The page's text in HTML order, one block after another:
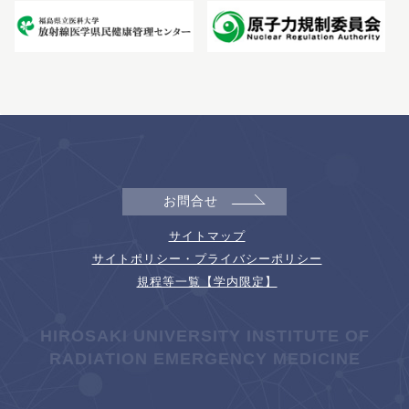
お問合せ
サイトマップ
サイトポリシー・プライバシーポリシー
規程等一覧【学内限定】
HIROSAKI UNIVERSITY INSTITUTE OF
RADIATION EMERGENCY MEDICINE